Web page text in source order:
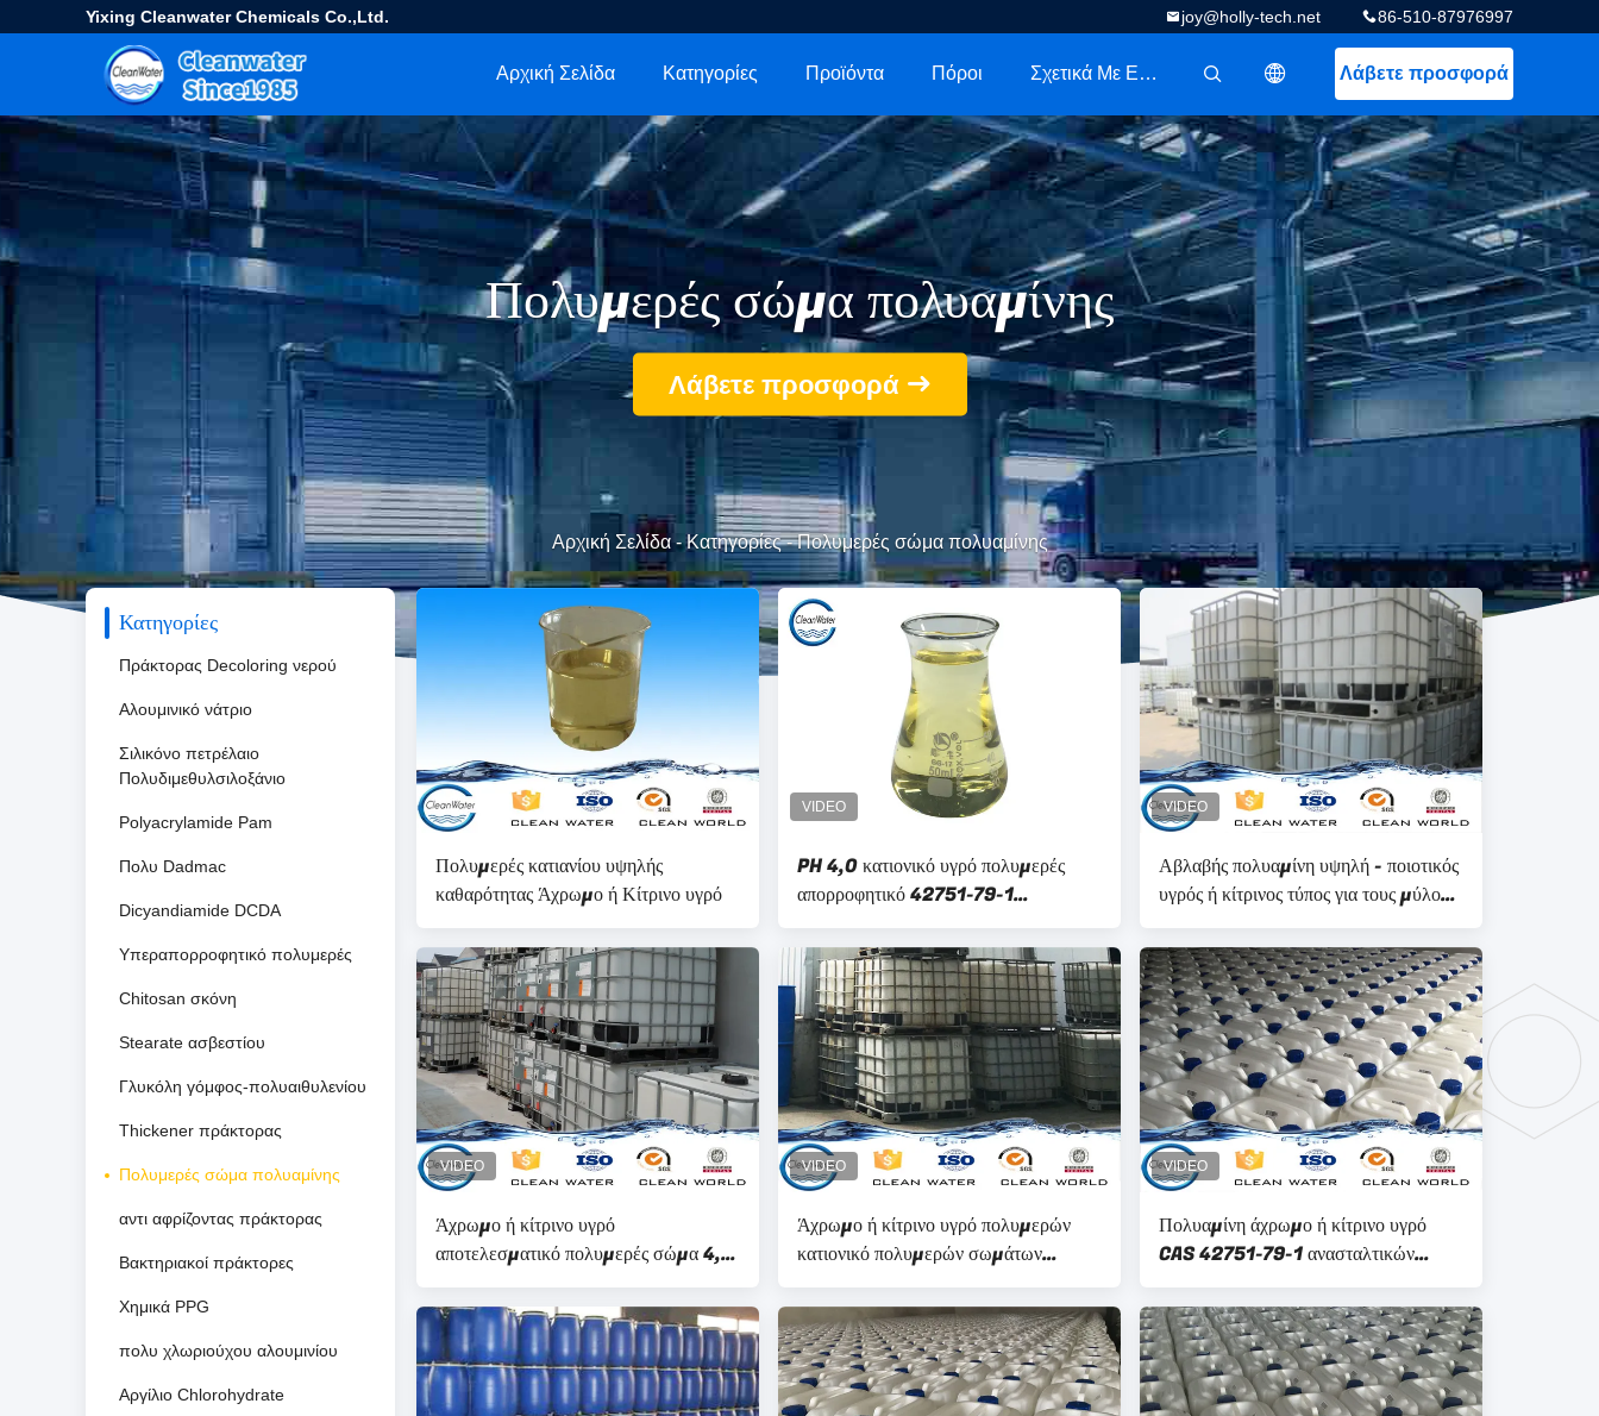
Yixing Cleanwater Chemicals Co.,Ltd. 86-510-87976997
joy@holly-tech.net
Λάβετε προσφορά
描述
Αρχική Σελίδα Κατηγορίες Προϊόντα Πόροι Σχετικά Με Εμάς
Πολυμερές σώμα πολυαμίνης
Λάβετε προσφορά
Αρχική Σελίδα-Κατηγορίες-Πολυμερές σώμα πολυαμίνης
Κατηγορίες
Πράκτορας Decoloring νερού
Αλουμινικό νάτριο
Σιλικόνο πετρέλαιο
Πολυδιμεθυλσιλοξάνιο
Polyacrylamide Pam
Πολυ Dadmac
Dicyandiamide DCDA
Υπεραπορροφητικό πολυμερές
Chitosan σκόνη
Stearate ασβεστίου
Γλυκόλη γόμφος-πολυαιθυλενίου
Thickener πράκτορας
Πολυμερές σώμα πολυαμίνης
αντι αφρίζοντας πράκτορας
Βακτηριακοί πράκτορες
Χημικά PPG
πολυ χλωριούχου αλουμινίου
Αργίλιο Chlorohydrate
Πολυμερές κατιανίου υψηλής
καθαρότητας Άχρωμο ή Κίτρινο υγρό
PH 4,0 κατιονικό υγρό πολυμερές
απορροφητικό 42751-79-1
πολυαμίνης
Αβλαβής πολυαμίνη υψηλή - ποιοτικός
υγρός ή κίτρινος τύπος για τους μύλους
εγγράφου
Άχρωμο ή κίτρινο υγρό
αποτελεσματικό πολυμερές σώμα 4,0
~ 7,0 pH CAS no42751-79-1
πολυαμίνης χημικών παραγόντων
Άχρωμο ή κίτρινο υγρό πολυμερών
κατιονικό πολυμερών σωμάτων
πολυαμίνης
Πολυαμίνη άχρωμο ή κίτρινο υγρό
CAS 42751-79-1 ανασταλτικών
παραγόντων σχιστόλιθου